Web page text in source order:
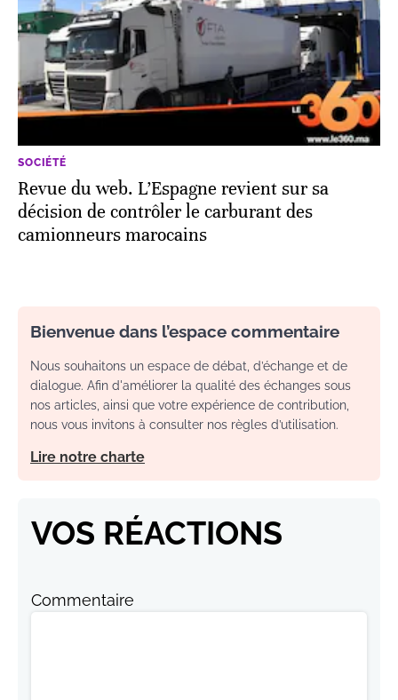
SOCIÉTÉ
Revue du web. L’Espagne revient sur sa
décision de contrôler le carburant des
camionneurs marocains
Bienvenue dans l’espace commentaire
Nous souhaitons un espace de débat, d’échange et de
dialogue. Afin d'améliorer la qualité des échanges sous
nos articles, ainsi que votre expérience de contribution,
nous vous invitons à consulter nos règles d’utilisation.
Lire notre charte
VOS RÉACTIONS
Commentaire